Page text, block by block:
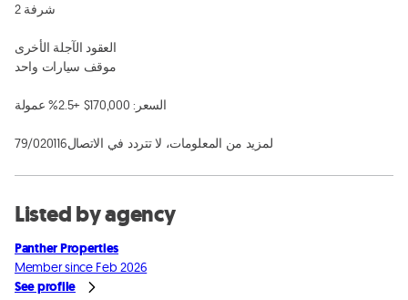
2 شرفة
العقود الآجلة الأخرى
موقف سيارات واحد
السعر: 170,000$ +2.5% عمولة
79/020116لمزيد من المعلومات، لا تتردد في الاتصال
Listed by agency
Panther Properties
Member since Feb 2026
See profile